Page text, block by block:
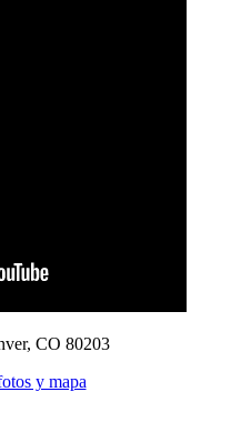
CO 80203
y mapa